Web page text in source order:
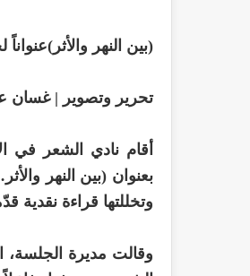
(بين النهر
تحرير وتصوير | غسان
بعنوان (بين النهر
وتخللتها قراءة نقدية
وقالت مديرة